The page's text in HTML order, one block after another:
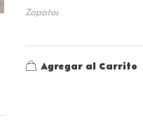
Zapatos
Agregar al Carrito